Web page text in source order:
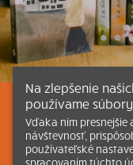
Listovať
Kontakt
Na zlepšenie
používame súbory
Vďaka nim presnejšie
návštevnosť,
používateľské
spracovaním týchto